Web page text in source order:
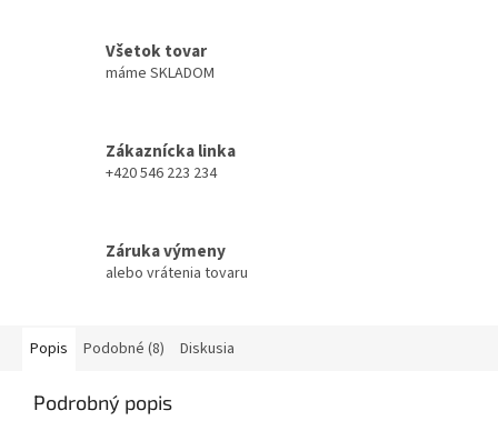
Všetok tovar
máme SKLADOM
Zákaznícka linka
+420 546 223 234
Záruka výmeny
alebo vrátenia tovaru
Popis Podobné (8) Diskusia
Podrobný popis